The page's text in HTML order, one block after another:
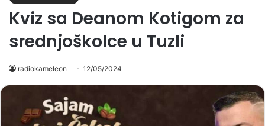
Kviz sa Deanom Kotigom za
srednjoškolce u Tuzli
radiokameleon 12/05/2024